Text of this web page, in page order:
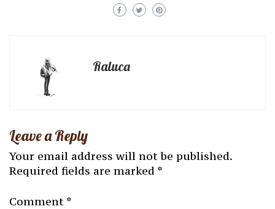
Raluca
Leave a Reply
Your email address will not be published.
Required fields are marked *
Comment *